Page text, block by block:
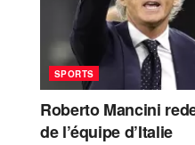
SPORTS
Roberto Mancini
de l’équipe d’Italie